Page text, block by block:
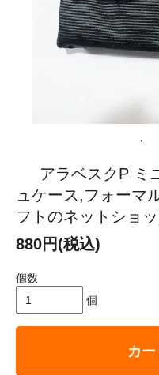
アラベスクP ミ
ュケース,フォーマ
フトのネットショ
880円(税込)
個数
個
カ